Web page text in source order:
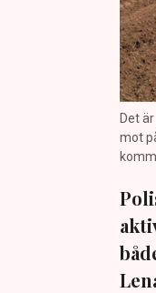
Det
mot